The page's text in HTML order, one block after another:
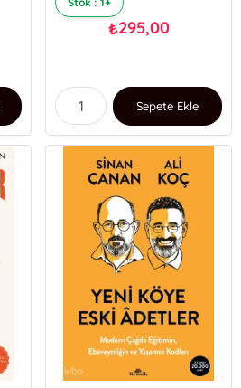
₺295,00
Sepete Ekle